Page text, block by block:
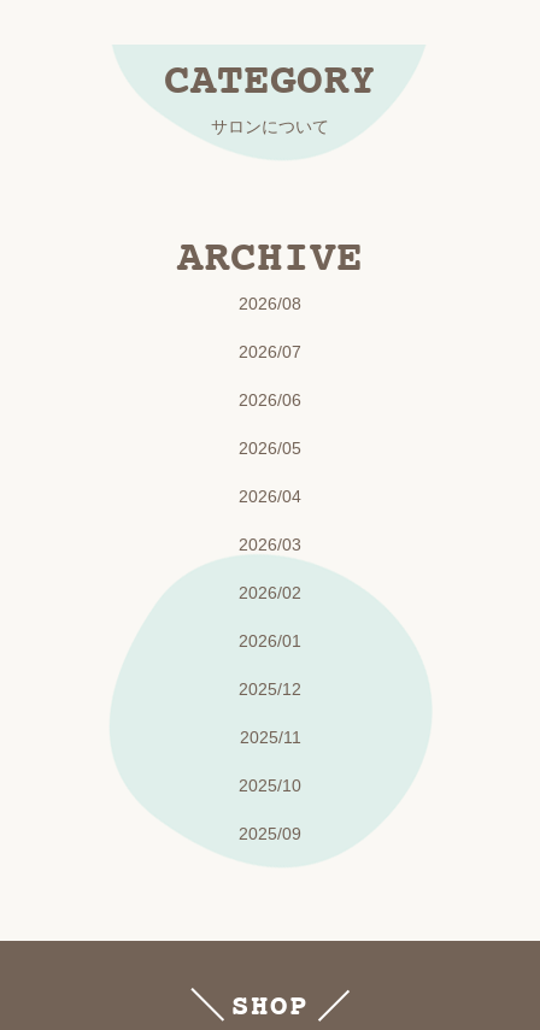
CATEGORY
サロンについて
ARCHIVE
2026/08
2026/07
2026/06
2026/05
2026/04
2026/03
2026/02
2026/01
2025/12
2025/11
2025/10
2025/09
SHOP